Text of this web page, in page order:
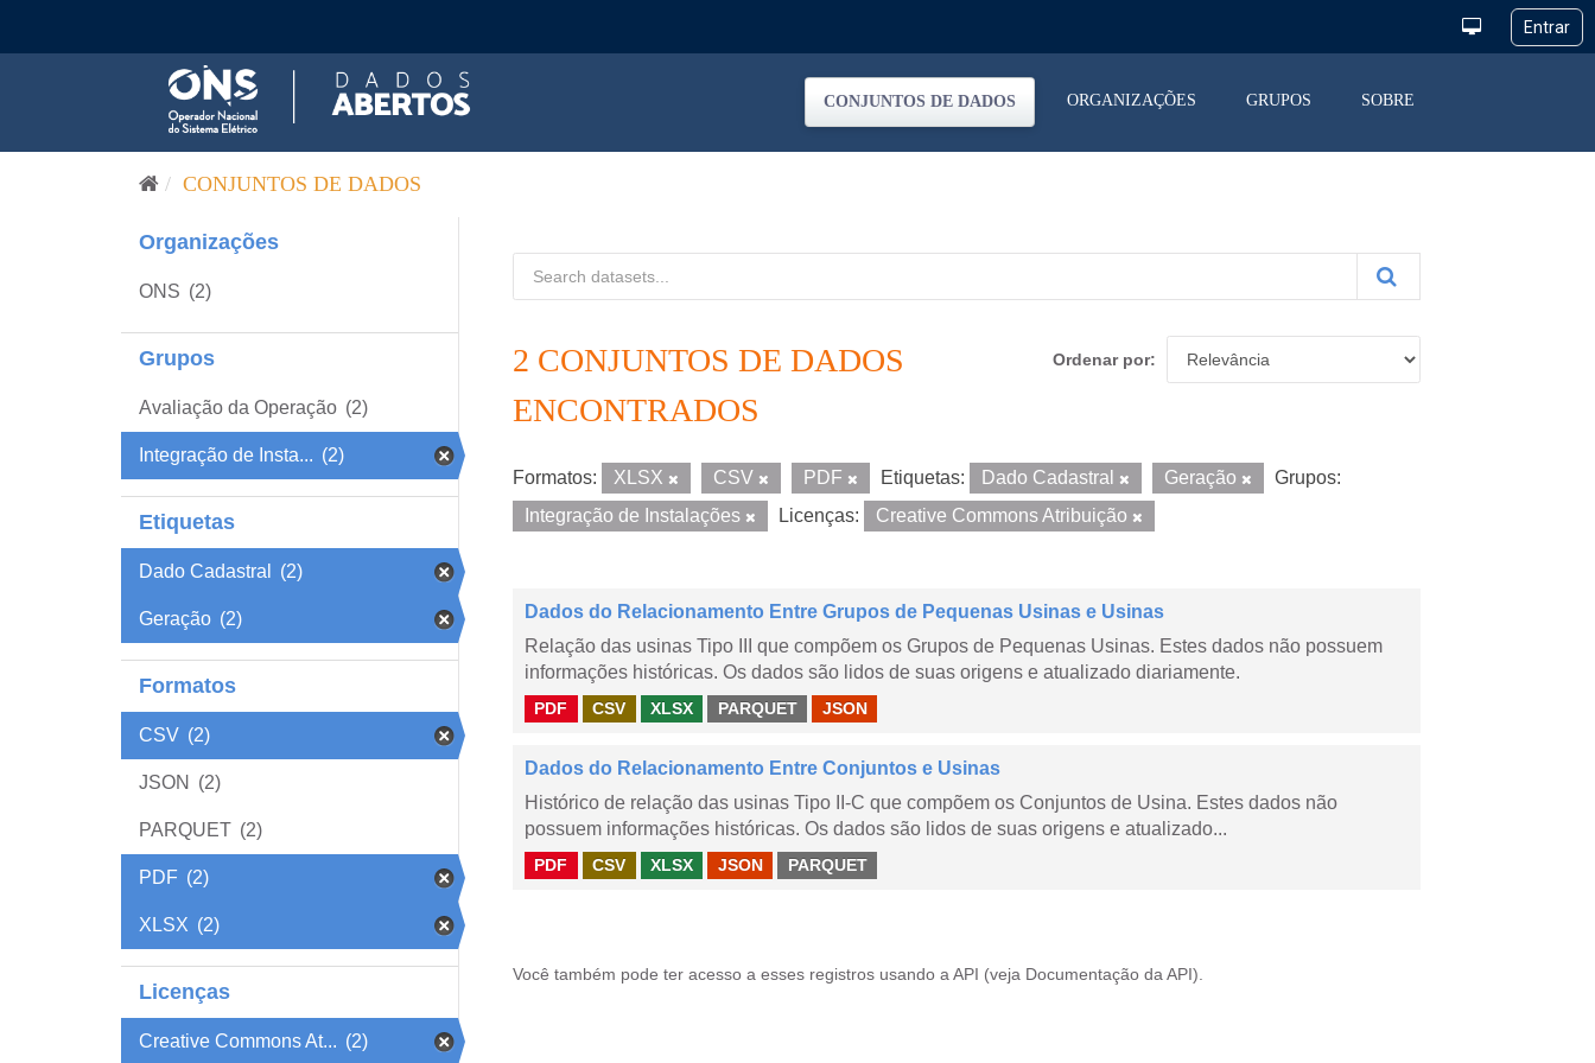
CONJUNTOS DE DADOS ORGANIZAÇÕES GRUPOS SOBRE
CONJUNTOS DE DADOS
Organizações
ONS (2)
Grupos
Avaliação da Operação (2)
Integração de Insta... (2)
Etiquetas
Dado Cadastral (2)
Geração (2)
Formatos
CSV (2)
JSON (2)
PARQUET (2)
PDF (2)
XLSX (2)
Licenças
Creative Commons At... (2)
Ordenar por
2 CONJUNTOS DE DADOS
ENCONTRADOS
Formatos: XLSX CSV PDF Etiquetas: Dado Cadastral Geração
Grupos:
Integração de Instalações
Licenças: Creative Commons Atribuição
Dados do Relacionamento Entre Grupos de Pequenas Usinas e Usinas
Relação das usinas Tipo III que compõem os Grupos de Pequenas Usinas. Estes dados não possuem
informações históricas. Os dados são lidos de suas origens e atualizado diariamente.
PDF CSV XLSX PARQUET JSON
Dados do Relacionamento Entre Conjuntos e Usinas
Histórico de relação das usinas Tipo II-C que compõem os Conjuntos de Usina. Estes dados não
possuem informações históricas. Os dados são lidos de suas origens e atualizado...
PDF CSV XLSX JSON PARQUET
Você também pode ter acesso a esses registros usando a API (veja Documentação da API ).